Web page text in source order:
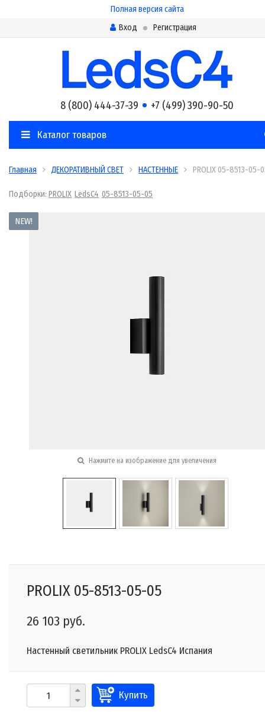
Полная версия сайта
Вход
Регистрация
8 (800) 444-37-39 +7 (499) 390-90-50
Каталог товаров
Главная ДЕКОРАТИВНЫЙ СВЕТ НАСТЕННЫЕ PROLIX 05-8513-05-
Подборки: PROLIX LedsC4 05-8513-05-05
NEW!
Нажмите на изображение для увеличения
PROLIX 05-8513-05-05
26 103 руб.
Настенный светильник PROLIX LedsC4 Испания
Купить